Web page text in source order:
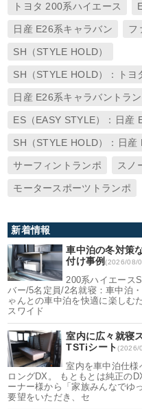
トヨタ 200系ハイエース
日産 E26系キャラバン フ
SH（STYLE HOLD）
SH（STYLE HOLD）：トヨ
日産 E26系キャラバントラ
ES（EASY STYLE）：日産
SH（STYLE HOLD）：日産
サーフィントランポ スノ
モータースポーツトランポ
新着情報
車中泊の冬対策
付け事例(2026/08/
200系ハイエース
バー/5名定員/2名就寝：車中泊
ゃんとの車中泊を快適に楽しむ
スワイド
室内に広々就寝
TSTiシート(2026/
室内を車中泊仕様
ロングDX。 もともとは純正の
ーナー様から「家族みんなでゆ
要望をいただき、セ